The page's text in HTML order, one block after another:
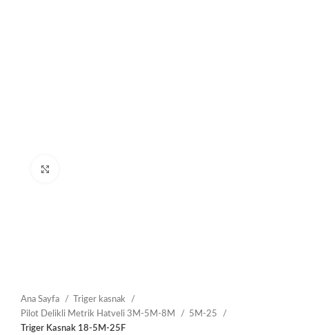
Ana Sayfa
Triger kasnak
Pilot Delikli Metrik Hatveli 3M-5M-8M
5M-25
Triger Kasnak 18-5M-25F